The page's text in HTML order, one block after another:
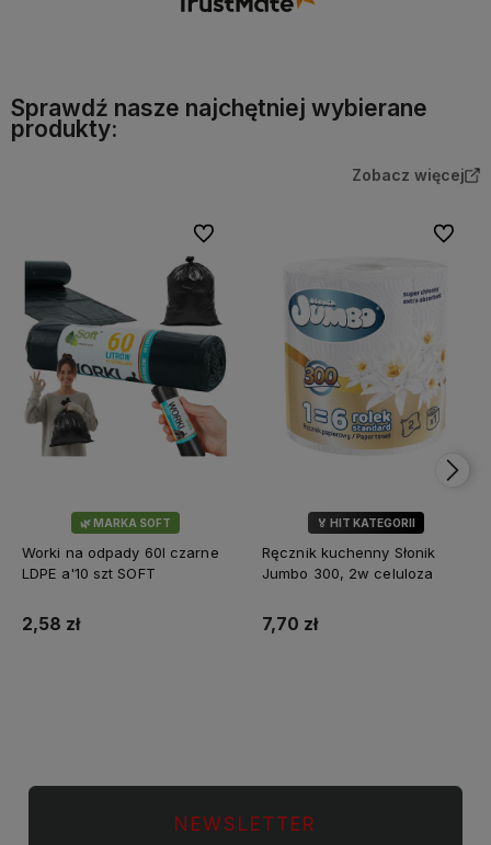
Sprawdź nasze najchętniej wybierane
produkty:
Zobacz więcej
🌿 MARKA SOFT
Worki na odpady 60l czarne
LDPE a'10 szt SOFT
2,58 zł
Do ulubionych
🏅 HIT KATEGORII
💎 WYBÓR KLIENTÓW
Ręcznik kuchenny Słonik
Jumbo 300, 2w celuloza
7,70 zł
Do
NEWSLETTER